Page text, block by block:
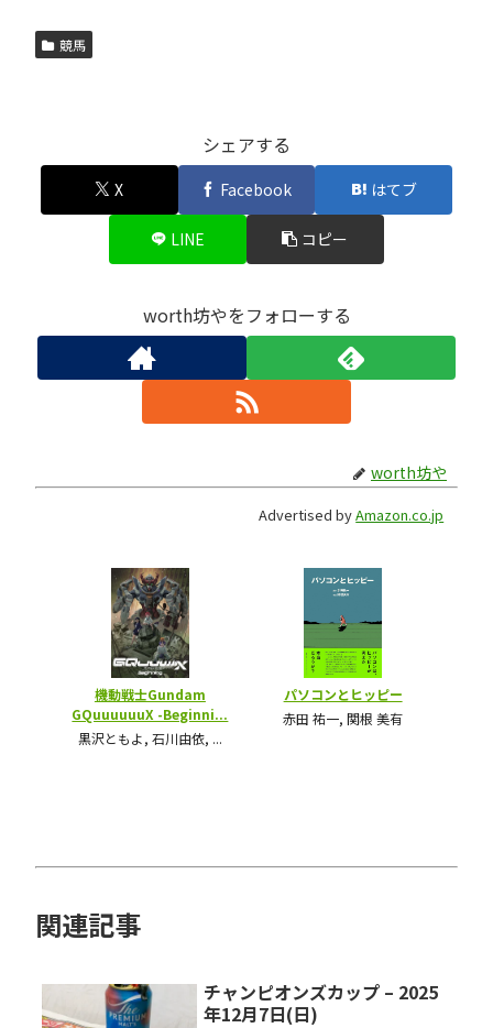
競馬
シェアする
X Facebook はてブ
LINE コピー
worth坊やをフォローする
worth坊や
Advertised byAmazon.co.jp
関連記事
チャンピオンズカップ – 2025
年12月7日(日)